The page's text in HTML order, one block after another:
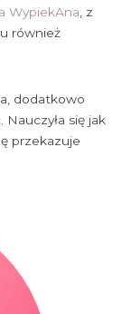
WypiekAna , z
również
dodatkowo
się jak
przekazuje